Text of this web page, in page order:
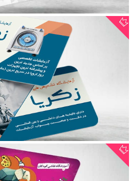
فایل کارت ویزیت
79,000 تومان